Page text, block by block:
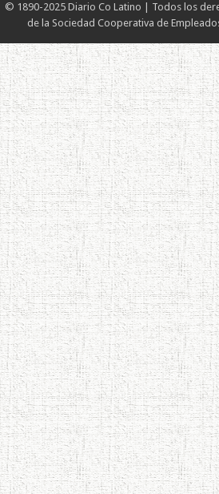
© 1890-2025 Diario Co Latino | Todos los
de la Sociedad Cooperativa de